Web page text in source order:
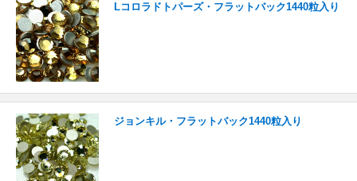
Lコロラドトパーズ・フラットバック1440粒入り
ジョンキル・フラットバック1440粒入り